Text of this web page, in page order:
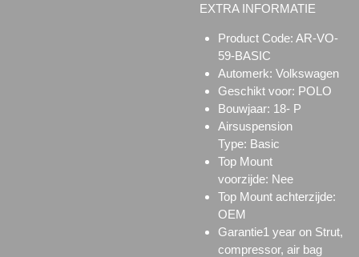
EXTRA INFORMATIE
Product Code: AR-VO-
59-BASIC
Automerk: Volkswagen
Geschikt voor: POLO
Bouwjaar: 18- P
Airsuspension
Type: Basic
Top Mount
voorzijde: Nee
Top Mount achterzijde:
OEM
Garantie1 year on Strut,
compressor, air bag